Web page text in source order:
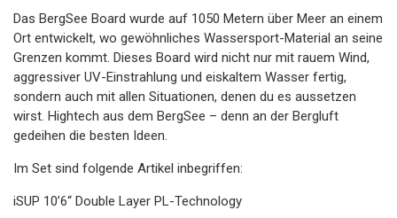
Das BergSee Board wurde auf 1050 Metern über Meer an einem
Ort entwickelt, wo gewöhnliches Wassersport-Material an seine
Grenzen kommt. Dieses Board wird nicht nur mit rauem Wind,
aggressiver UV-Einstrahlung und eiskaltem Wasser fertig,
sondern auch mit allen Situationen, denen du es aussetzen
wirst. Hightech aus dem BergSee – denn an der Bergluft
gedeihen die besten Ideen.
Im Set sind folgende Artikel inbegriffen:
iSUP 10’6“ Double Layer PL-Technology